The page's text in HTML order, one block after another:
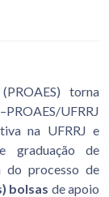
torna
UFRRJ
na UFRRJ e
graduação de
do processo de
bolsas de apoio